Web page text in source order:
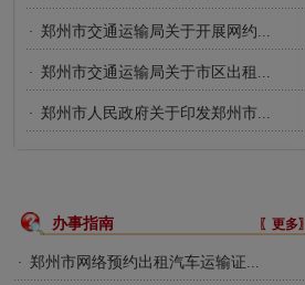
· 郑州市交通运输局关于开展网约...
· 郑州市交通运输局关于市区出租...
· 郑州市人民政府关于印发郑州市...
办事指南 〖更多〗
· 郑州市网络预约出租汽车运输证...